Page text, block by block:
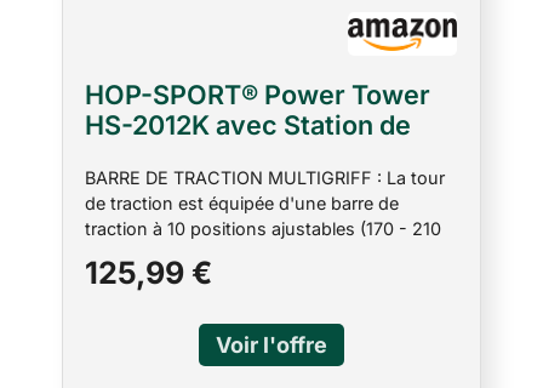
HOP-SPORT® Power Tower
HS-2012K avec Station de
Multifonction Complet avec
Barre de Traction réglable,
Chaise Romaine avec Charge
Max. 150 kg
BARRE DE TRACTION MULTIGRIFF : La tour
de traction est équipée d'une barre de
traction à 10 positions ajustables (170 - 210
hauteur de la barre à votre taille. STATION DE
équipée de poignées pour les pompes. Vous
pouvez ainsi effectuer vos exercices préférés
125,99 €